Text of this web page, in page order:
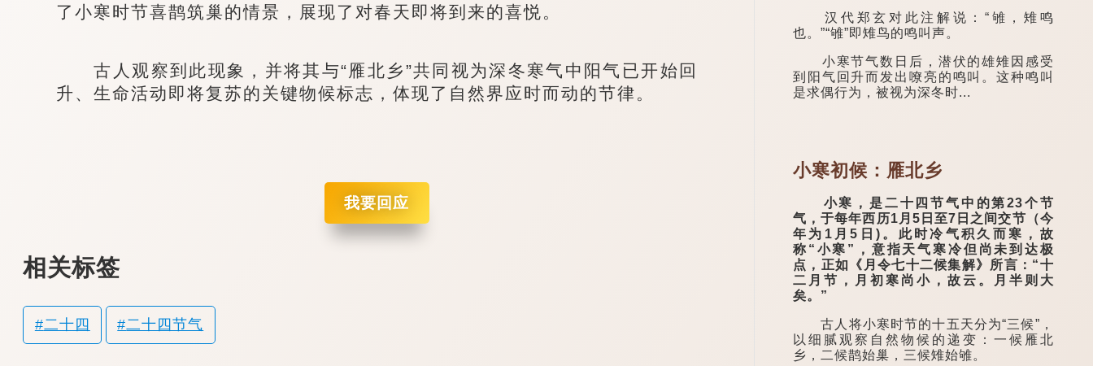
了小寒时节喜鹊筑巢的情景，展现了对春天即将到来的喜悦。
古人观察到此现象，并将其与“雁北乡”共同视为深冬寒气中阳气已开始回
升、生命活动即将复苏的关键物候标志，体现了自然界应时而动的节律。
我要回应
相关标签
二十四 二十四节气
汉代郑玄对此注解说：“雊，雉鸣
也。”“雊”即雉鸟的鸣叫声。
小寒节气数日后，潜伏的雄雉因感受
到阳气回升而发出嘹亮的鸣叫。这种鸣叫
是求偶行为，被视为深冬时...
小寒初候：雁北乡
小寒，是二十四节气中的第23个节
气，于每年西历1月5日至7日之间交节（今
年为1月5日)。此时冷气积久而寒，故
称“小寒”，意指天气寒冷但尚未到达极
点，正如《月令七十二候集解》所言：“十
二月节，月初寒尚小，故云。月半则大
矣。”
古人将小寒时节的十五天分为“三候”，
以细腻观察自然物候的递变：一候雁北
乡，二候鹊始巢，三候雉始雊。